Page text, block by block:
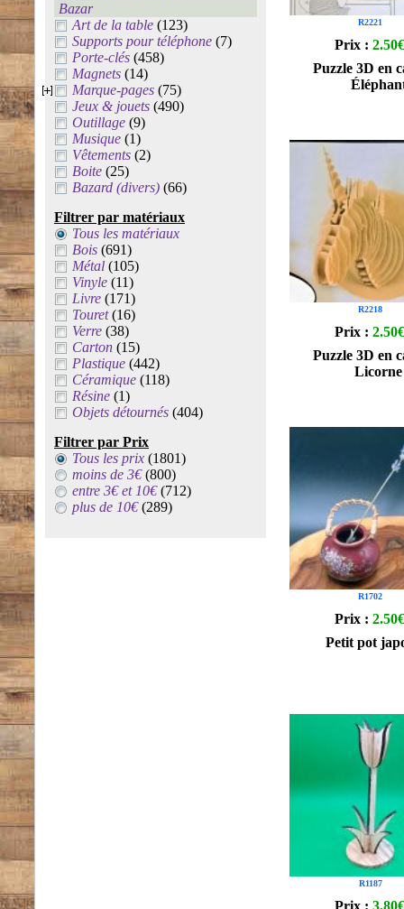
Bazar
Art de la table (123)
Supports pour téléphone (7)
Porte-clés (458)
Magnets (14)
Marque-pages (75)
Jeux & jouets (490)
Outillage (9)
Musique (1)
Vêtements (2)
Boite (25)
Bazard (divers) (66)
Filtrer par matériaux
Tous les matériaux
Bois (691)
Métal (105)
Vinyle (11)
Livre (171)
Touret(16)
Verre (38)
Carton (15)
Plastique (442)
Céramique (118)
Résine (1)
Objets détournés (404)
Filtrer par Prix
Tous les prix (1801)
moins de 3€(800)
entre 3€ et 10€(712)
plus de 10€(289)
R2221
Prix : 2.50€
Puzzle 3D en
R2218
Prix : 2.50€
Puzzle 3D en
Licorne
R1702
Prix : 2.50€
Petit pot
R1187
Prix : 3.80€